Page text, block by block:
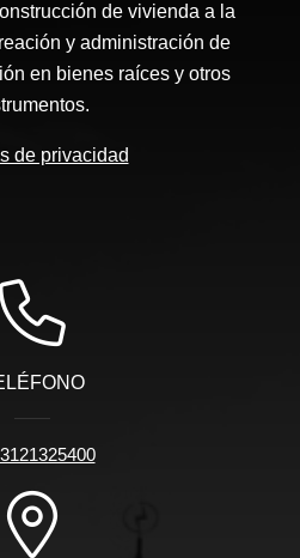
de vivienda a la
y administración de
en bienes raíces y otros
de privacidad